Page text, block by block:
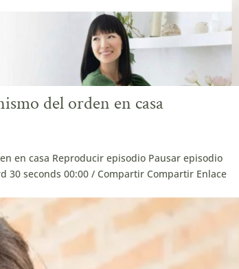
del orden en casa
en casa Reproducir episodio Pausar episodio
30 seconds 00:00 / Compartir Compartir Enlace